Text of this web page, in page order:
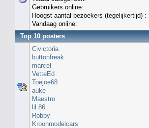
Gebruikers online:
Hoogst aantal bezoekers (tegelijkertijd) :
Vandaag online:
Top 10 posters
Civictoria
buttonfreak
marcel
VetteEd
Toejoe68
auke
Maestro
lil 86
Robby
Kroonmodelcars